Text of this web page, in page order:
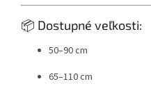
📦 Dostupné veľkosti:
50–90 cm
65–110 cm